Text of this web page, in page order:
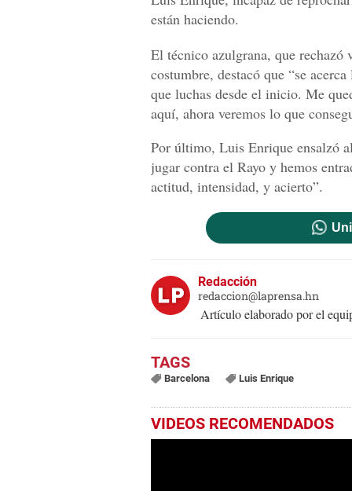
están haciendo.
El técnico azulgrana, que
costumbre, destacó que “se
que luchas desde el inicio. Me
aquí, ahora veremos lo que
Por último, Luis Enrique ensalzó
jugar contra el Rayo y hemos
actitud, intensidad, y acierto”.
Redacción
redaccion@laprensa.hn
Artículo elaborado por el
Barcelona Luis Enrique
VIDEOS RECOMENDADOS